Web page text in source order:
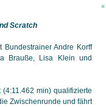
Scratch
Bundestrainer Andre Korff
Brauße, Lisa Klein und
min) qualifizierte
Zwischenrunde und fährt
«